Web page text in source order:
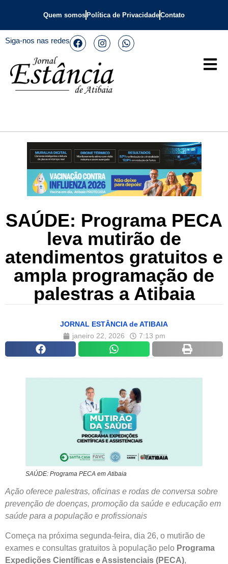
Quem somos Política de PrivacidadeContato
Siga-nos nas redes
SAÚDE: Programa PECA
leva mutirão de
atendimentos gratuitos e
ampla programação de
palestras a Atibaia
JORNAL ESTÂNCIA de ATIBAIA
janeiro 22, 2026
7:13 pm
SAÚDE: Programa PECA em Atibaia
Ação oferece palestras, oficinas e rodas de conversa sobre
prevenção de doenças, promoção da saúde e educação em
saúde para a população e profissionais
Começa na próxima segunda-feira, dia 26, o mutirão de
exames e consultas gratuitos à população pelo Programa
Expedições Científicas e Assistenciais (PECA),